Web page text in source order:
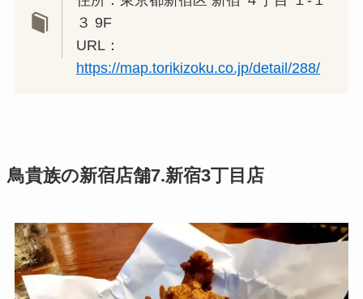
３ 9F
URL：
https://map.torikizoku.co.jp/detail/288/
鳥貴族の新宿店舗7.新宿3丁目店